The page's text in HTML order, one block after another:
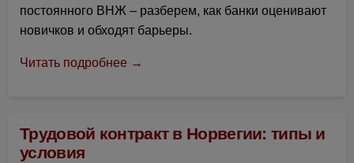
постоянного ВНЖ – разберем, как банки оценивают
новичков и обходят барьеры.
Читать подробнее →
Трудовой контракт в Норвегии: типы и
условия